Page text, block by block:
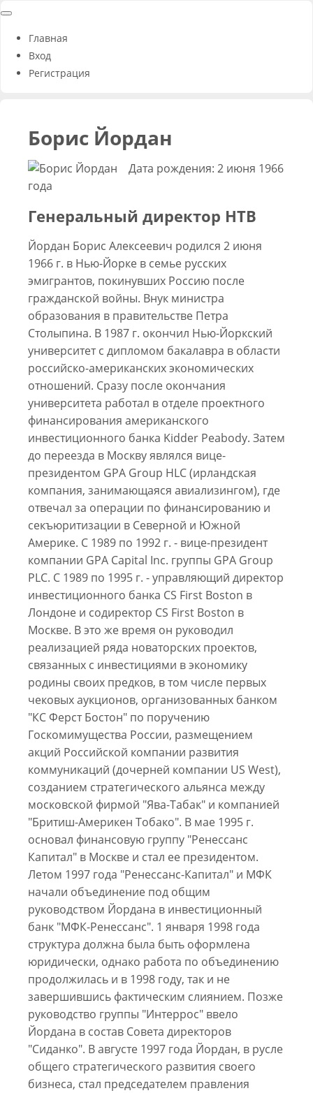
Главная
Вход
Регистрация
Борис Йордан
Дата рождения: 2 июня 1966
года
Генеральный директор НТВ
Йордан Борис Алексеевич родился 2 июня
1966 г. в Нью-Йорке в семье русских
эмигрантов, покинувших Россию после
гражданской войны. Внук министра
образования в правительстве Петра
Столыпина. В 1987 г. окончил Нью-Йоркский
университет с дипломом бакалавра в области
российско-американских экономических
отношений. Сразу после окончания
университета работал в отделе проектного
финансирования американского
инвестиционного банка Kidder Peabody. Затем
до переезда в Москву являлся вице-
президентом GPA Group HLC (ирландская
компания, занимающаяся авиализингом), где
отвечал за операции по финансированию и
секъюритизации в Северной и Южной
Америке. С 1989 по 1992 г. - вице-президент
компании GPA Capital Inc. группы GPA Group
PLC. С 1989 по 1995 г. - управляющий директор
инвестиционного банка CS First Boston в
Лондоне и содиректор CS First Boston в
Москве. В это же время он руководил
реализацией ряда новаторских проектов,
связанных с инвестициями в экономику
родины своих предков, в том числе первых
чековых аукционов, организованных банком
"КС Ферст Бостон" по поручению
Госкомимущества России, размещением
акций Российской компании развития
коммуникаций (дочерней компании US West),
созданием стратегического альянса между
московской фирмой "Ява-Табак" и компанией
"Бритиш-Америкен Тобако". В мае 1995 г.
основал финансовую группу "Ренессанс
Капитал" в Москве и стал ее президентом.
Летом 1997 года "Ренессанс-Капитал" и МФК
начали объединение под общим
руководством Йордана в инвестиционный
банк "МФК-Ренессанс". 1 января 1998 года
структура должна была быть оформлена
юридически, однако работа по объединению
продолжилась и в 1998 году, так и не
завершившись фактическим слиянием. Позже
руководство группы "Интеррос" ввело
Йордана в состав Совета директоров
"Сиданко". В августе 1997 года Йордан, в русле
общего стратегического развития своего
бизнеса, стал председателем правления